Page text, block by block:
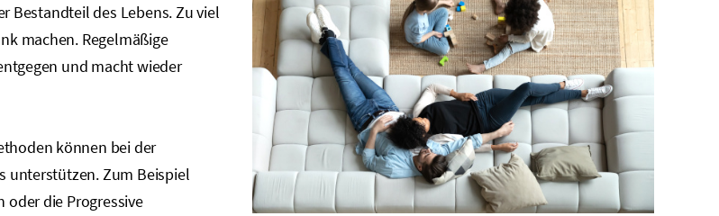
Bestandteil des Lebens. Zu viel
machen. Regelmäßige
und macht wieder
können bei der
unterstützen. Zum Beispiel
oder die Progressive